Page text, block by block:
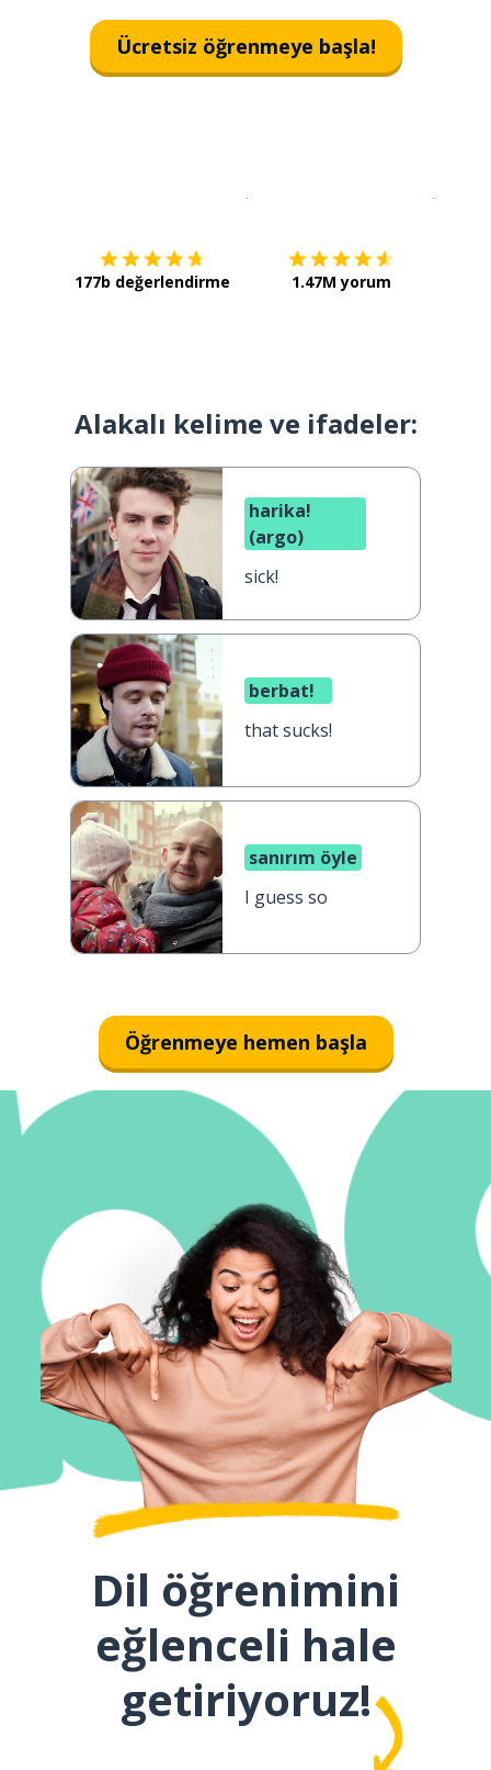
Ücretsiz öğrenmeye başla!
177b değerlendirme 1.47M yorum
Alakalı kelime ve ifadeler:
harika!
(argo)
sick!
berbat!
that sucks!
sanırım öyle
I guess so
Öğrenmeye hemen başla
Dil öğrenimini
eğlenceli hale
getiriyoruz!